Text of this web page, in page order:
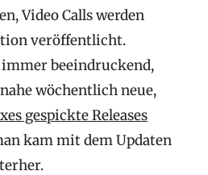
Video Calls werden
veröffentlicht.
beeindruckend,
wöchentlich neue,
gespickte Releases
kam mit dem Updaten